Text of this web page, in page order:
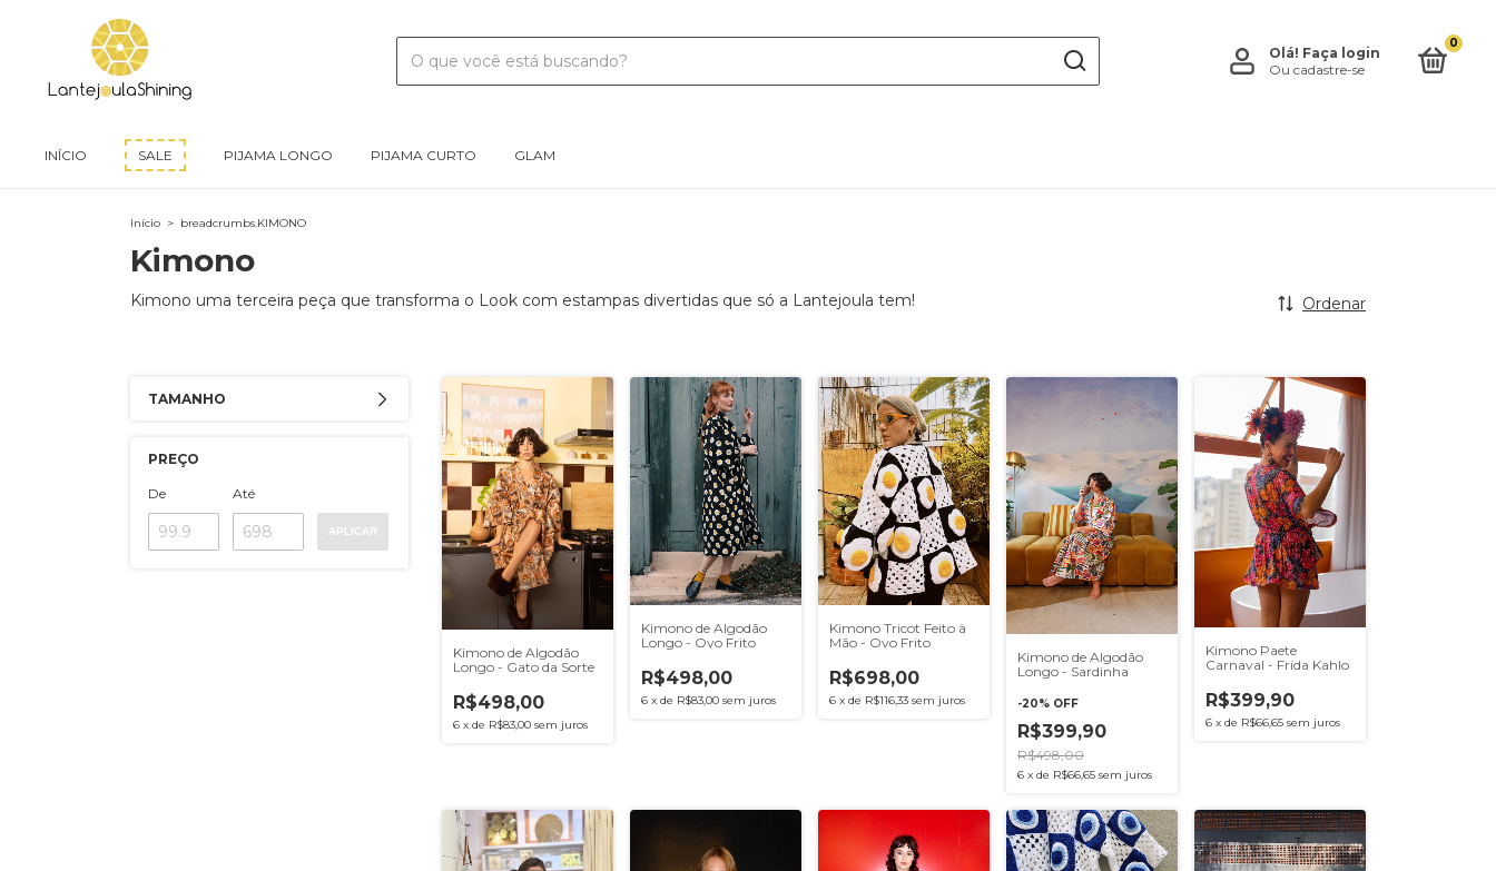
Olá! Faça login
Ou cadastre-se
0
INÍCIO SALE PIJAMA LONGO PIJAMA CURTO GLAM
Início > breadcrumbs.KIMONO
Kimono
Kimono uma terceira peça que transforma o Look com estampas divertidas que só a Lantejoula tem! Ordenar
TAMANHO
PREÇO
De Até
APLICAR
Kimono de Algodão
Longo - Gato da Sorte
R$498,00
6 x de R$83,00 sem juros
Kimono de Algodão
Longo - Ovo Frito
R$498,00
6 x de R$83,00 sem juros
Kimono Tricot Feito à
Mão - Ovo Frito
R$698,00
6 x de R$116,33 sem juros
Kimono de Algodão
Longo - Sardinha
-20% OFF
R$399,90
R$498,00
6 x de R$66,65 sem juros
Kimono Paete
Carnaval - Frida Kahlo
R$399,90
6 x de R$66,65 sem juros